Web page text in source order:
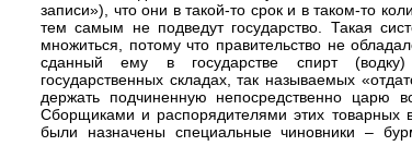
записи»), что они в такой-то срок и в таком-то
тем самым не подведут государство. Такая
множиться, потому что правительство не
сданный ему в государстве спирт
государственных складах, так называемых
держать подчиненную непосредственно царю
Сборщиками и распорядителями этих товарных
были назначены специальные чиновники –